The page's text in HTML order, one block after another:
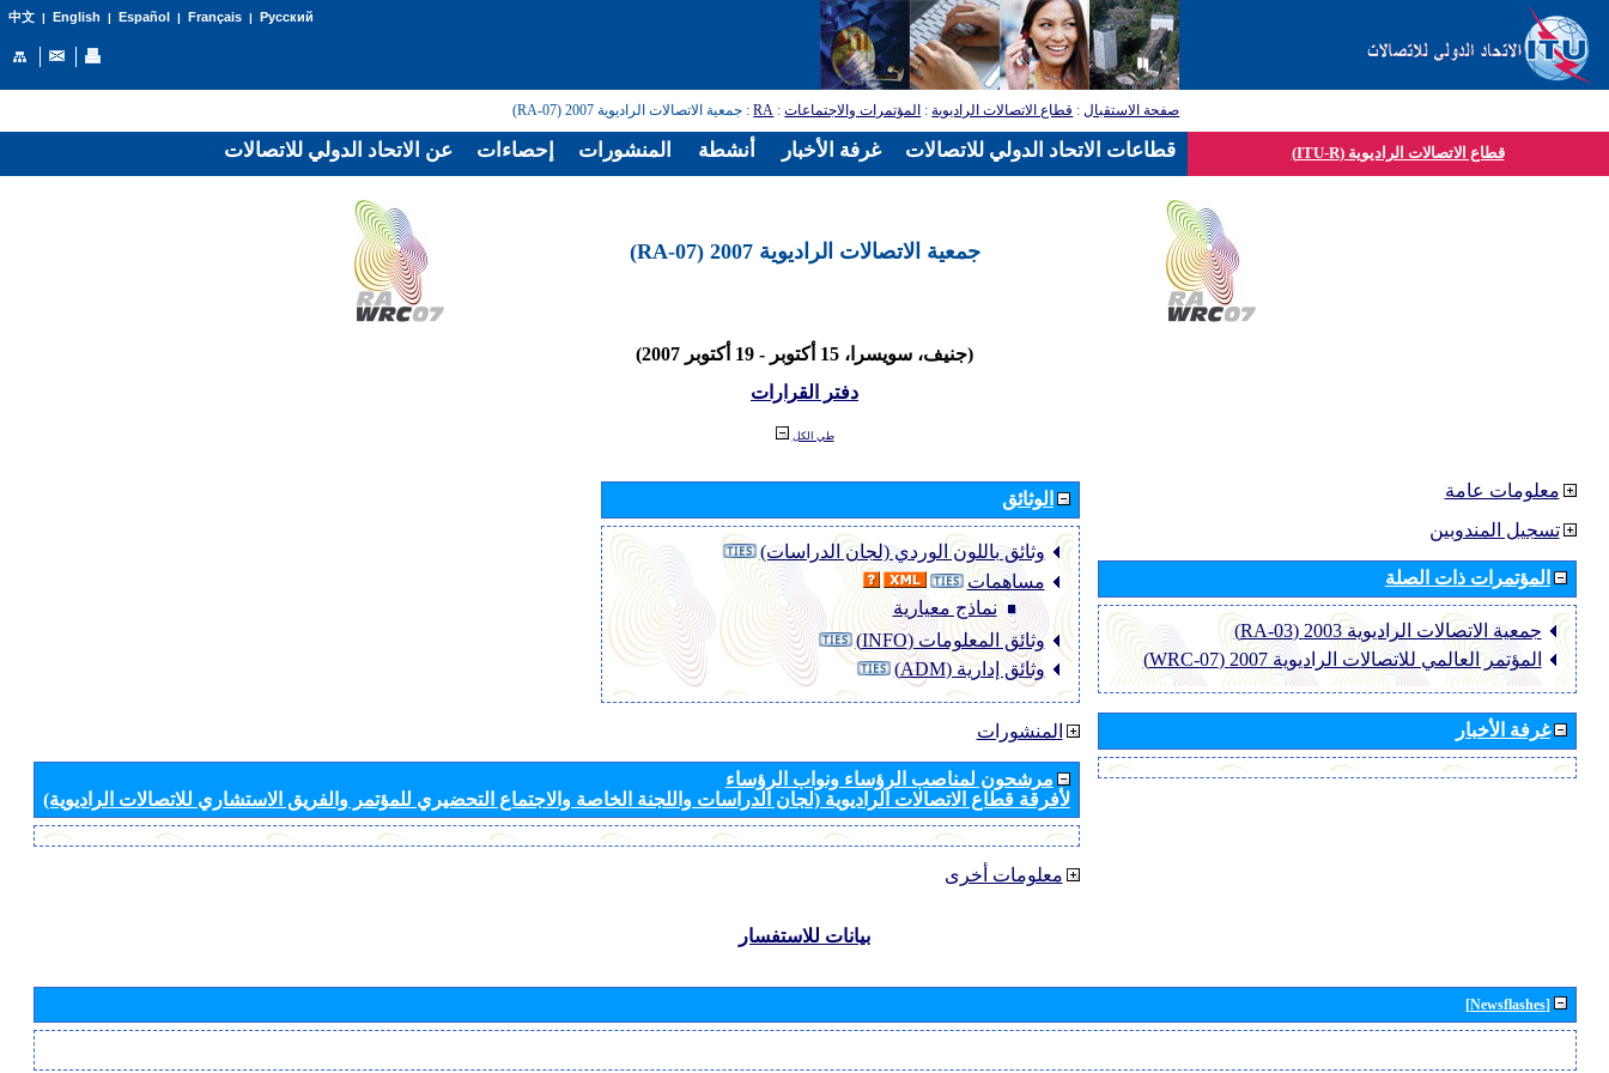
中文| English | Español | Français| Русский
صفحة الاستقبال: قطاع الاتصالات الراديوية: المؤتمرات والاجتماعات:
RA: جمعية الاتصالات الراديوية 2007 (RA-07)
قطاع الاتصالات الراديوية (ITU-R)
جمعية الاتصالات الراديوية 2007 (RA-07)
(جنيف، سويسرا، 15 أكتوبر - 19 أكتوبر 2007)
دفتر القرارات
طي الكل
الوثائق
وثائق باللون الوردي (لجان الدراسات)
مساهمات
نماذج معيارية
وثائق المعلومات (INFO)
وثائق إدارية (ADM)
المنشورات
مرشحون لمناصب الرؤساء ونواب الرؤساء
لأفرقة قطاع الاتصالات الراديوية (لجان الدراسات واللجنة الخاصة والاجتماع التحضيري للمؤتمر والفريق الاستشاري للاتصالات الراديوية)
معلومات أخرى
معلومات عامة
تسجيل المندوبين
المؤتمرات ذات الصلة
جمعية الاتصالات الراديوية 2003 (RA-03)
المؤتمر العالمي للاتصالات الراديوية 2007 (WRC-07)
غرفة الأخبار
بيانات للاستفسار
[Newsflashes]
عن الاتحاد الدولي للاتصالات إحصاءات المنشورات أنشطة غرفة الأخبار قطاعات الاتحاد الدولي للاتصالات